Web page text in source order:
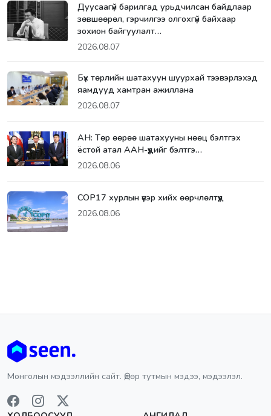
Дуусаагүй барилгад урьдчилсан байдлаар
зөвшөөрөл, гэрчилгээ олгохгүй байхаар
зохион байгуулалт…
2026.08.07
Бүх төрлийн шатахуун шуурхай тээвэрлэхэд
яамдууд хамтран ажиллана
2026.08.07
АН: Төр өөрөө шатахууны нөөц бэлтгэх
ёстой атал ААН-үүдийг бэлтгэ…
2026.08.06
СОР17 хурлын үеэр хийх өөрчлөлтүүд
2026.08.06
Монголын мэдээллийн сайт. Өдөр тутмын мэдээ, мэдээлэл.